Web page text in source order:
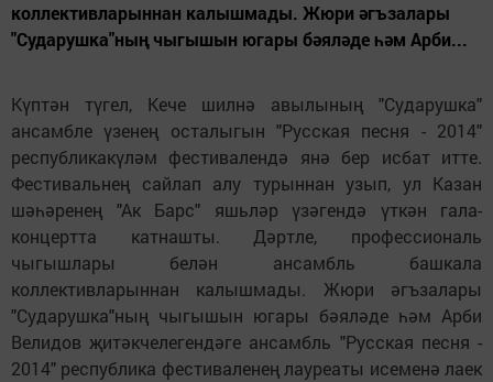
коллективларыннан калышмады. Жюри әгъзалары
"Сударушка"ның чыгышын югары бәяләде һәм Арби...
Күптән түгел, Кече шилнә авылының "Сударушка"
ансамбле үзенең осталыгын "Русская песня - 2014"
республикакүләм фестивалендә янә бер исбат итте.
Фестивальнең сайлап алу турыннан узып, ул Казан
шәһәренең "Ак Барс" яшьләр үзәгендә үткән гала-
концертта катнашты. Дәртле, профессиональ
чыгышлары белән ансамбль башкала
коллективларыннан калышмады. Жюри әгъзалары
"Сударушка"ның чыгышын югары бәяләде һәм Арби
Велидов җитәкчелегендәге ансамбль "Русская песня -
2014" республика фестиваленең лауреаты исеменә лаек